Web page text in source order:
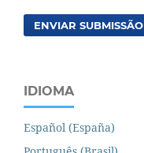
ENVIAR SUBMISSÃO
IDIOMA
Español (España)